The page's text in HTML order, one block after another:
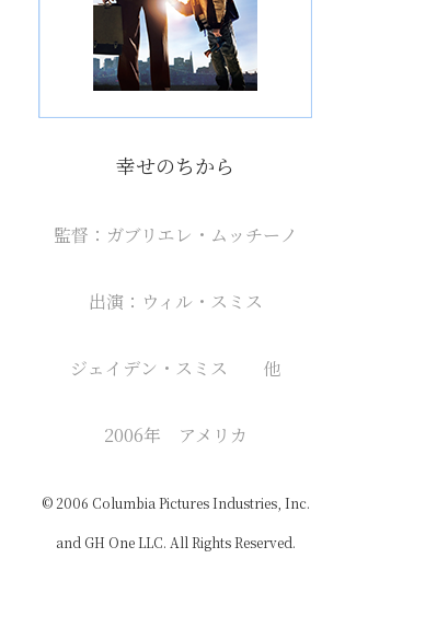
幸せのちから
監督：ガブリエレ・ムッチーノ
出演：ウィル・スミス
ジェイデン・スミス 他
2006年 アメリカ
© 2006 Columbia Pictures Industries, Inc.
and GH One LLC. All Rights Reserved.